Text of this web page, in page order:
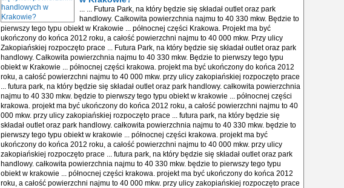
... ... Futura Park, na który będzie się składał outlet oraz park
handlowy. Całkowita powierzchnia najmu to 40 330 mkw. Będzie to
pierwszy tego typu obiekt w Krakowie ... północnej części Krakowa. Projekt ma być
ukończony do końca 2012 roku, a całość powierzchni najmu to 40 000 mkw. Przy ulicy
Zakopiańskiej rozpoczęto prace ... Futura Park, na który będzie się składał outlet oraz park
handlowy. Całkowita powierzchnia najmu to 40 330 mkw. Będzie to pierwszy tego typu
obiekt w Krakowie ... północnej części krakowa. projekt ma być ukończony do końca 2012
roku, a całość powierzchni najmu to 40 000 mkw. przy ulicy zakopiańskiej rozpoczęto prace
... futura park, na który będzie się składał outlet oraz park handlowy. całkowita powierzchnia
najmu to 40 330 mkw. będzie to pierwszy tego typu obiekt w krakowie ... północnej części
krakowa. projekt ma być ukończony do końca 2012 roku, a całość powierzchni najmu to 40
000 mkw. przy ulicy zakopiańskiej rozpoczęto prace ... futura park, na który będzie się
składał outlet oraz park handlowy. całkowita powierzchnia najmu to 40 330 mkw. będzie to
pierwszy tego typu obiekt w krakowie ... północnej części krakowa. projekt ma być
ukończony do końca 2012 roku, a całość powierzchni najmu to 40 000 mkw. przy ulicy
zakopiańskiej rozpoczęto prace ... futura park, na który będzie się składał outlet oraz park
handlowy. całkowita powierzchnia najmu to 40 330 mkw. będzie to pierwszy tego typu
obiekt w krakowie ... północnej części krakowa. projekt ma być ukończony do końca 2012
roku, a całość powierzchni najmu to 40 000 mkw. przy ulicy zakopiańskiej rozpoczęto prace